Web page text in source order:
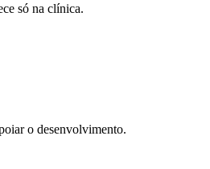
só na clínica.
o desenvolvimento.